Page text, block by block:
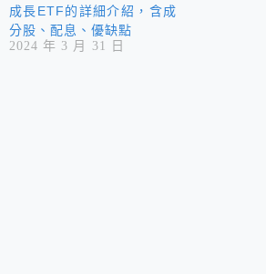
成長ETF的詳細介紹，含成
分股、配息、優缺點
2024 年 3 月 31 日